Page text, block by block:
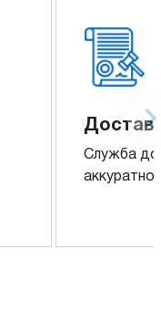
Служба
аккуратно